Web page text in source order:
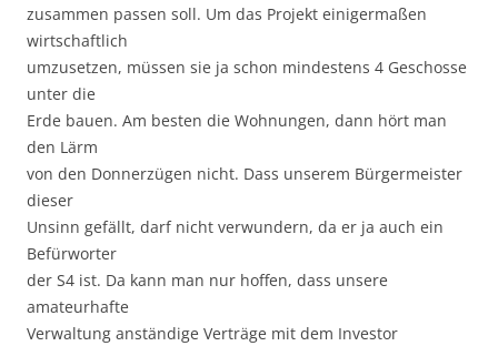
zusammen passen soll. Um das Projekt einigermaßen
wirtschaftlich
umzusetzen, müssen sie ja schon mindestens 4 Geschosse
unter die
Erde bauen. Am besten die Wohnungen, dann hört man
den Lärm
von den Donnerzügen nicht. Dass unserem Bürgermeister
dieser
Unsinn gefällt, darf nicht verwundern, da er ja auch ein
Befürworter
der S4 ist. Da kann man nur hoffen, dass unsere
amateurhafte
Verwaltung anständige Verträge mit dem Investor